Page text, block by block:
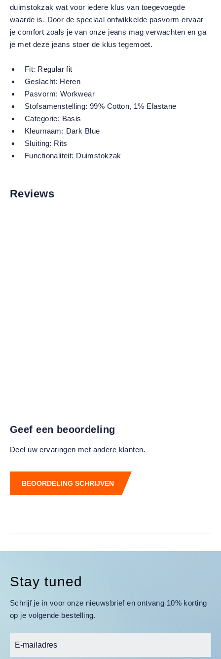
duimstokzak wat voor iedere klus van toegevoegde
waarde is. Door de speciaal ontwikkelde pasvorm ervaar
je comfort zoals je van onze jeans mag verwachten en ga
je met deze jeans stoer de klus tegemoet.
Fit: Regular fit
Geslacht: Heren
Pasvorm: Workwear
Stofsamenstelling: 99% Cotton, 1% Elastane
Categorie: Basis
Kleurnaam: Dark Blue
Sluiting: Rits
Functionaliteit: Duimstokzak
Reviews
Geef een beoordeling
Deel uw ervaringen met andere klanten.
BEOORDELING SCHRIJVEN
Stay tuned
Schrijf je in voor onze nieuwsbrief en ontvang 10% korting
op je volgende bestelling.